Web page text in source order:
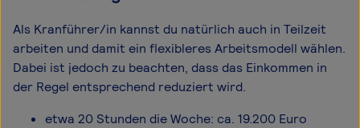
Als Kranführer/in kannst du natürlich auch in Teilzeit
arbeiten und damit ein flexibleres Arbeitsmodell wählen.
Dabei ist jedoch zu beachten, dass das Einkommen in
der Regel entsprechend reduziert wird.
etwa 20 Stunden die Woche: ca. 19.200 Euro